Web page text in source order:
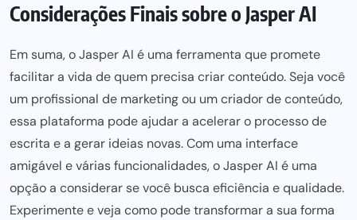
Considerações Finais sobre o Jasper AI
Em suma, o Jasper AI é uma ferramenta que promete
facilitar a vida de quem precisa criar conteúdo. Seja você
um profissional de marketing ou um criador de conteúdo,
essa plataforma pode ajudar a acelerar o processo de
escrita e a gerar ideias novas. Com uma interface
amigável e várias funcionalidades, o Jasper AI é uma
opção a considerar se você busca eficiência e qualidade.
Experimente e veja como pode transformar a sua forma